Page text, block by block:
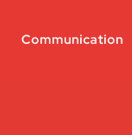
Communication